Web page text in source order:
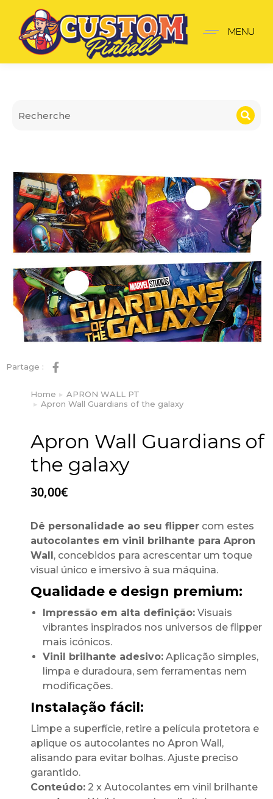
Apron Wall Guardians
MENU
Partage :
You are here:
Home
APRON WALL PT
Apron Wall Guardians of the galaxy
Apron Wall Guardians of
the galaxy
30,00€
Dê personalidade ao seu flipper com estes
autocolantes em vinil brilhante para Apron
Wall, concebidos para acrescentar um toque
visual único e imersivo à sua máquina.
Qualidade e design premium:
Impressão em alta definição: Visuais
vibrantes inspirados nos universos de flipper
mais icónicos.
Vinil brilhante adesivo: Aplicação simples,
limpa e duradoura, sem ferramentas nem
modificações.
Instalação fácil:
Limpe a superfície, retire a película protetora e
aplique os autocolantes no Apron Wall,
alisando para evitar bolhas. Ajuste preciso
garantido.
Conteúdo: 2 x Autocolantes em vinil brilhante